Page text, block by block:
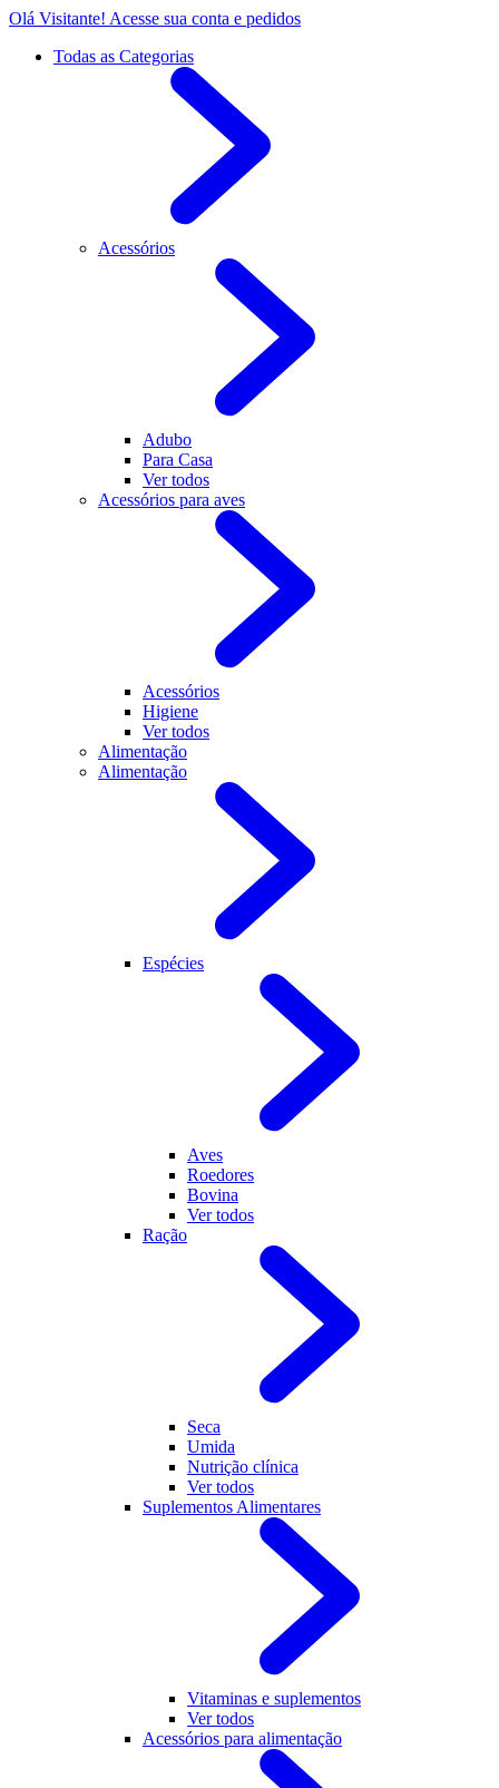
Olá Visitante! Acesse sua conta e pedidos
Todas as Categorias
Acessórios
Adubo
Para Casa
Ver todos
Acessórios para aves
Acessórios
Higiene
Ver todos
Alimentação
Alimentação
Espécies
Aves
Roedores
Bovina
Ver todos
Ração
Seca
Umida
Nutrição clínica
Ver todos
Suplementos Alimentares
Vitaminas e suplementos
Ver todos
Acessórios para alimentação